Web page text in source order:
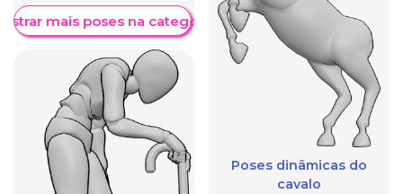
mais poses na categoria
Poses dinâmicas do
cavalo